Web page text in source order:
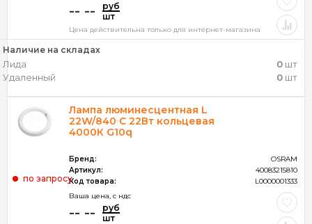
-- --
руб
шт
Цена действительна только для интернет-магазина
Наличие на складах
Лида 0 шт
Удаленный
0 шт
Лампа люминесцентная L
22W/840 C 22Вт кольцевая
4000К G10q
Бренд:
OSRAM
Артикул:
40083215810
Код товара:
L0000001333
Ваша цена, c ндс
-- --
руб
шт
по запросу